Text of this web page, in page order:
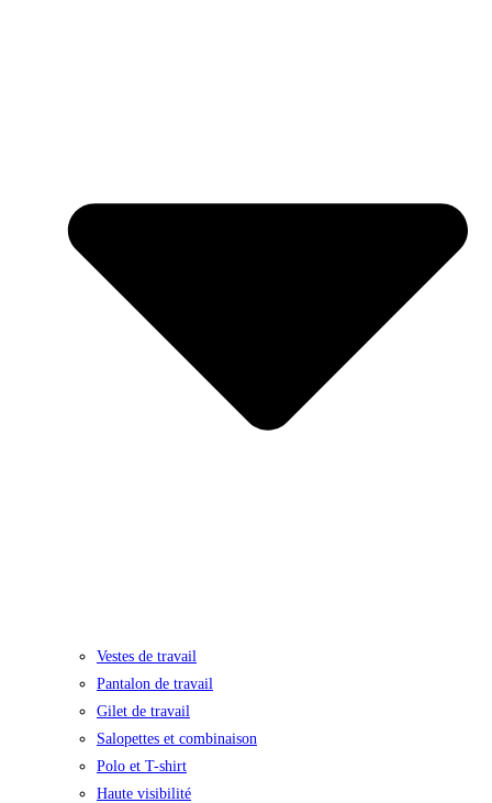
Vestes de travail
Pantalon de travail
Gilet de travail
Salopettes et combinaison
Polo et T-shirt
Haute visibilité